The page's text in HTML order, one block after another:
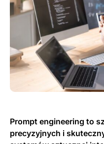
Prompt engineering to
precyzyjnych i